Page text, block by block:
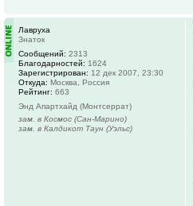
Лавруха
Знаток
Сообщений: 2313
Благодарностей: 1624
Зарегистрирован: 12 дек 2007, 23:30
Откуда: Москва, Россия
Рейтинг: 663
Энд Апартхайд (Монтсеррат)
зам. в Космос (Сан-Марино)
зам. в Калдикот Таун (Уэльс)